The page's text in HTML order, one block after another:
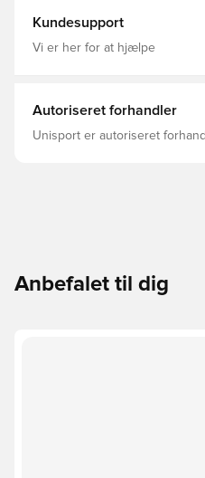
Kundesupport
Vi er her for at hjælpe
Autoriseret forhandler
Unisport er autoriseret
Anbefalet til dig